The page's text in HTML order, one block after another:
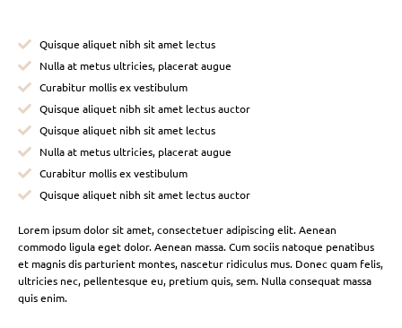
Quisque aliquet nibh sit amet lectus
Nulla at metus ultricies, placerat augue
Curabitur mollis ex vestibulum
Quisque aliquet nibh sit amet lectus auctor
Quisque aliquet nibh sit amet lectus
Nulla at metus ultricies, placerat augue
Curabitur mollis ex vestibulum
Quisque aliquet nibh sit amet lectus auctor
Lorem ipsum dolor sit amet, consectetuer adipiscing elit. Aenean
commodo ligula eget dolor. Aenean massa. Cum sociis natoque penatibus
et magnis dis parturient montes, nascetur ridiculus mus. Donec quam felis,
ultricies nec, pellentesque eu, pretium quis, sem. Nulla consequat massa
quis enim.